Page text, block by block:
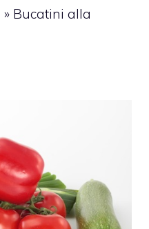
» Bucatini alla